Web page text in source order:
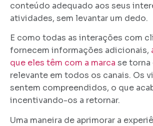
conteúdo adequado aos seus
atividades, sem levantar um dedo.
E como todas as interações com
fornecem informações adicionais,
que eles têm com a marca se torna
relevante em todos os canais. Os
sentem compreendidos, o que
incentivando-os a retornar.
Uma maneira de aprimorar a